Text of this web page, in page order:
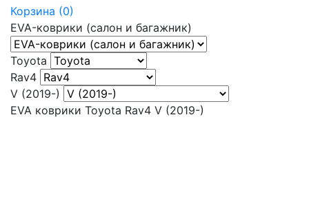
Корзина (0)
EVA-коврики (салон и багажник)
Toyota
Rav4
V (2019-)
EVA коврики Toyota Rav4 V (2019-)